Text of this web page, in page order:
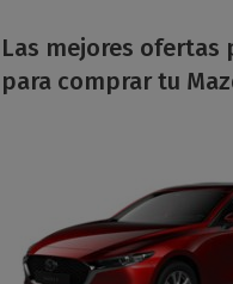
Las mejores ofertas
para comprar tu